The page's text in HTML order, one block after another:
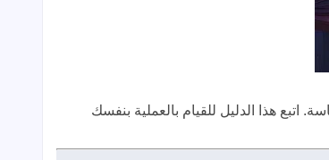
هذا الدليل للقيام بالعملية بنفسك